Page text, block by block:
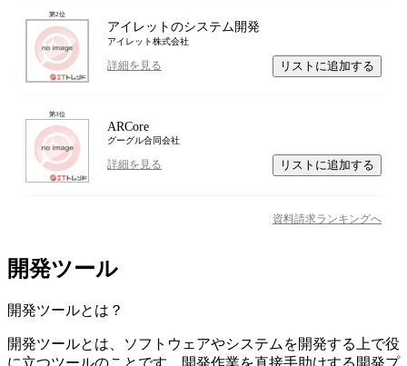
第2位
アイレットのシステム開発
アイレット株式会社
詳細を見る リストに追加する
第3位
ARCore
グーグル合同会社
詳細を見る リストに追加する
資料請求ランキングへ
開発ツール
開発ツールとは？
開発ツールとは、ソフトウェアやシステムを開発する上で役
に立つツールのことです。開発作業を直接手助けする開発プ